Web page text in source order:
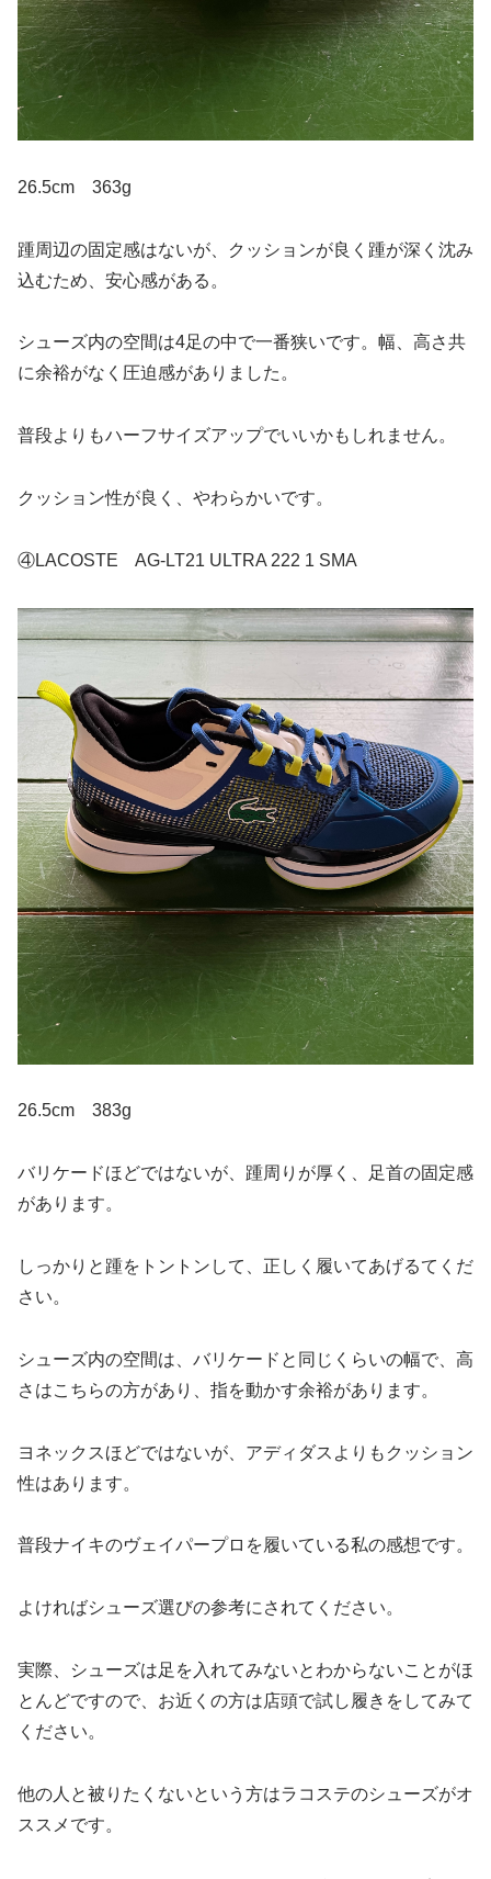
26.5cm 363g
踵周辺の固定感はないが、クッションが良く踵が深く沈み
込むため、安心感がある。
シューズ内の空間は4足の中で一番狭いです。幅、高さ共
に余裕がなく圧迫感がありました。
普段よりもハーフサイズアップでいいかもしれません。
クッション性が良く、やわらかいです。
④LACOSTE AG-LT21 ULTRA 222 1 SMA
26.5cm 383g
バリケードほどではないが、踵周りが厚く、足首の固定感
があります。
しっかりと踵をトントンして、正しく履いてあげるてくだ
さい。
シューズ内の空間は、バリケードと同じくらいの幅で、高
さはこちらの方があり、指を動かす余裕があります。
ヨネックスほどではないが、アディダスよりもクッション
性はあります。
普段ナイキのヴェイパープロを履いている私の感想です。
よければシューズ選びの参考にされてください。
実際、シューズは足を入れてみないとわからないことがほ
とんどですので、お近くの方は店頭で試し履きをしてみて
ください。
他の人と被りたくないという方はラコステのシューズがオ
ススメです。